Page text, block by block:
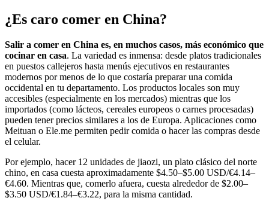
¿Es caro comer en China?
Salir a comer en China es, en muchos casos, más económico que
cocinar en casa. La variedad es inmensa: desde platos tradicionales
en puestos callejeros hasta menús ejecutivos en restaurantes
modernos por menos de lo que costaría preparar una comida
occidental en tu departamento. Los productos locales son muy
accesibles (especialmente en los mercados) mientras que los
importados (como lácteos, cereales europeos o carnes procesadas)
pueden tener precios similares a los de Europa. Aplicaciones como
Meituan o Ele.me permiten pedir comida o hacer las compras desde
el celular.
Por ejemplo, hacer 12 unidades de jiaozi, un plato clásico del norte
chino, en casa cuesta aproximadamente $4.50–$5.00 USD/€4.14–
€4.60. Mientras que, comerlo afuera, cuesta alrededor de $2.00–
$3.50 USD/€1.84–€3.22, para la misma cantidad.